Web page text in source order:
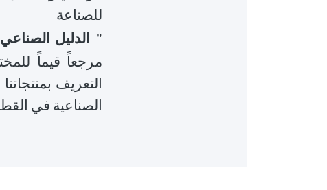
للصناعة
" الدليل الصناعي
مرجعاً قيماً
التعريف بمنتجاتنا
الصناعية في